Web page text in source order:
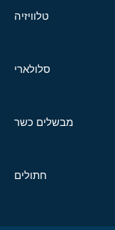
טלוויזיה
סלולארי
מבשלים כשר
חתולים